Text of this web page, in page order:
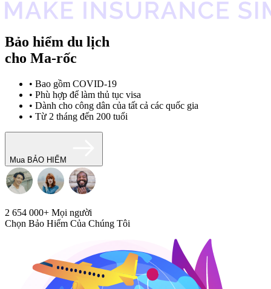
Bảo hiểm du lịch
cho Ma-rốc
• Bao gồm COVID-19
• Phù hợp để làm thủ tục visa
• Dành cho công dân của tất cả các quốc gia
• Từ 2 tháng đến 200 tuổi
Mua BẢO HIỂM
2 654 000+ Mọi người
Chọn Bảo Hiểm Của Chúng Tôi